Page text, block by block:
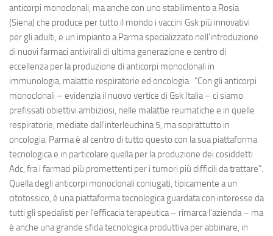
anticorpi monoclonali, ma anche con uno stabilimento a Rosia
(Siena) che produce per tutto il mondo i vaccini Gsk più innovativi
per gli adulti, e un impianto a Parma specializzato nell'introduzione
di nuovi farmaci antivirali di ultima generazione e centro di
eccellenza per la produzione di anticorpi monoclonali in
immunologia, malattie respiratorie ed oncologia. "Con gli anticorpi
monoclonali – evidenzia il nuovo vertice di Gsk Italia – ci siamo
prefissati obiettivi ambiziosi, nelle malattie reumatiche e in quelle
respiratorie, mediate dall'interleuchina 5, ma soprattutto in
oncologia. Parma è al centro di tutto questo con la sua piattaforma
tecnologica e in particolare quella per la produzione dei cosiddetti
Adc, fra i farmaci più promettenti per i tumori più difficili da trattare".
Quella degli anticorpi monoclonali coniugati, tipicamente a un
citotossico, è una piattaforma tecnologica guardata con interesse da
tutti gli specialisti per l'efficacia terapeutica – rimarca l'azienda – ma
è anche una grande sfida tecnologica produttiva per abbinare, in